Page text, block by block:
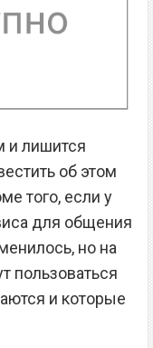
и лишится
об этом
того, если у
для общения
но на
пользоваться
и которые